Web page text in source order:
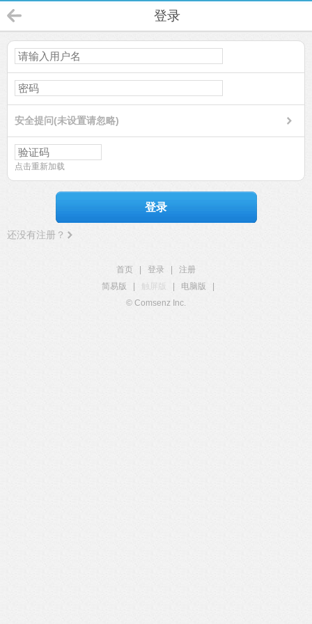
登录
安全提问(未设置请忽略)
点击重新加载
登录
还没有注册？
首页 登录
注册
简易版
触屏版 电脑版
© Comsenz Inc.